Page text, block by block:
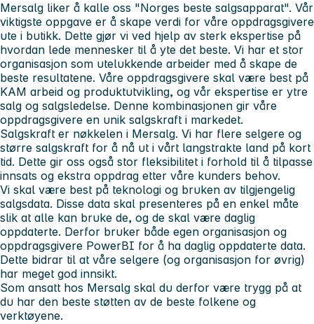
Mersalg liker å kalle oss "Norges beste salgsapparat". Vår
viktigste oppgave er å skape verdi for våre oppdragsgivere
ute i butikk. Dette gjør vi ved hjelp av sterk ekspertise på
hvordan lede mennesker til å yte det beste. Vi har et stor
organisasjon som utelukkende arbeider med å skape de
beste resultatene. Våre oppdragsgivere skal være best på
KAM arbeid og produktutvikling, og vår ekspertise er ytre
salg og salgsledelse. Denne kombinasjonen gir våre
oppdragsgivere en unik salgskraft i markedet.
Salgskraft er nøkkelen i Mersalg. Vi har flere selgere og
større salgskraft for å nå ut i vårt langstrakte land på kort
tid. Dette gir oss også stor fleksibilitet i forhold til å tilpasse
innsats og ekstra oppdrag etter våre kunders behov.
Vi skal være best på teknologi og bruken av tilgjengelig
salgsdata. Disse data skal presenteres på en enkel måte
slik at alle kan bruke de, og de skal være daglig
oppdaterte. Derfor bruker både egen organisasjon og
oppdragsgivere PowerBI for å ha daglig oppdaterte data.
Dette bidrar til at våre selgere (og organisasjon for øvrig)
har meget god innsikt.
Som ansatt hos Mersalg skal du derfor være trygg på at
du har den beste støtten av de beste folkene og
verktøyene.